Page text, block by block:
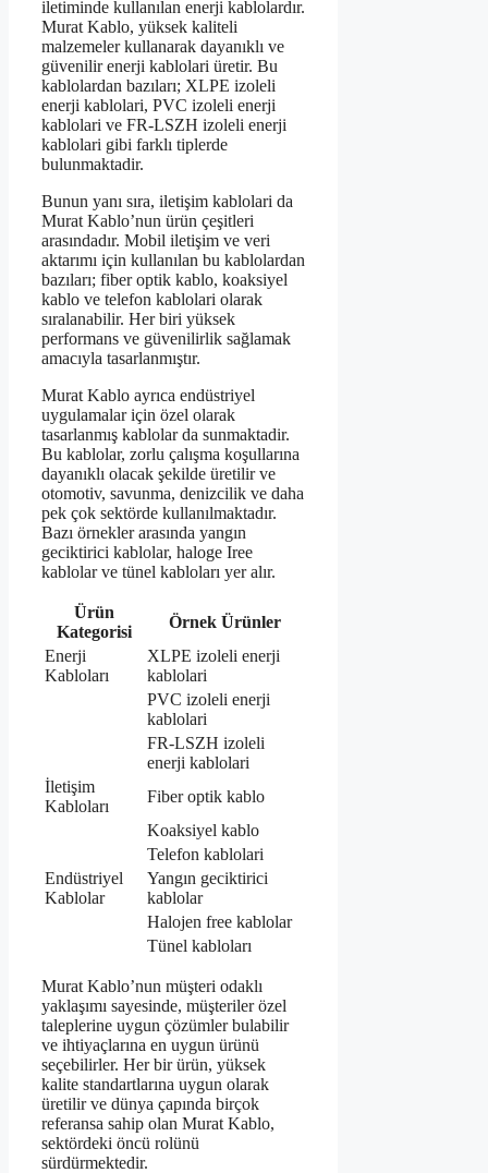
iletiminde kullanılan enerji kablolardır.
Murat Kablo, yüksek kaliteli
malzemeler kullanarak dayanıklı ve
güvenilir enerji kablolari üretir. Bu
kablolardan bazıları; XLPE izoleli
enerji kablolari, PVC izoleli enerji
kablolari ve FR-LSZH izoleli enerji
kablolari gibi farklı tiplerde
bulunmaktadir.
Bunun yanı sıra, iletişim kablolari da
Murat Kablo’nun ürün çeşitleri
arasındadır. Mobil iletişim ve veri
aktarımı için kullanılan bu kablolardan
bazıları; fiber optik kablo, koaksiyel
kablo ve telefon kablolari olarak
sıralanabilir. Her biri yüksek
performans ve güvenilirlik sağlamak
amacıyla tasarlanmıştır.
Murat Kablo ayrıca endüstriyel
uygulamalar için özel olarak
tasarlanmış kablolar da sunmaktadir.
Bu kablolar, zorlu çalışma koşullarına
dayanıklı olacak şekilde üretilir ve
otomotiv, savunma, denizcilik ve daha
pek çok sektörde kullanılmaktadır.
Bazı örnekler arasında yangın
geciktirici kablolar, haloge Iree
kablolar ve tünel kabloları yer alır.
Ürün
Kategorisi
Örnek Ürünler
Enerji
Kabloları
XLPE izoleli enerji
kablolari
PVC izoleli enerji
kablolari
FR-LSZH izoleli
enerji kablolari
İletişim
Kabloları
Fiber optik kablo
Koaksiyel kablo
Telefon kablolari
Endüstriyel
Kablolar
Yangın geciktirici
kablolar
Halojen free kablolar
Tünel kabloları
Murat Kablo’nun müşteri odaklı
yaklaşımı sayesinde, müşteriler özel
taleplerine uygun çözümler bulabilir
ve ihtiyaçlarına en uygun ürünü
seçebilirler. Her bir ürün, yüksek
kalite standartlarına uygun olarak
üretilir ve dünya çapında birçok
referansa sahip olan Murat Kablo,
sektördeki öncü rolünü
sürdürmektedir.